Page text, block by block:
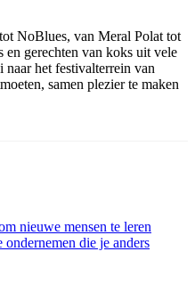
NoBlues, van Meral Polat tot
gerechten van koks uit vele
het festivalterrein van
samen plezier te maken
nieuwe mensen te leren
die je anders